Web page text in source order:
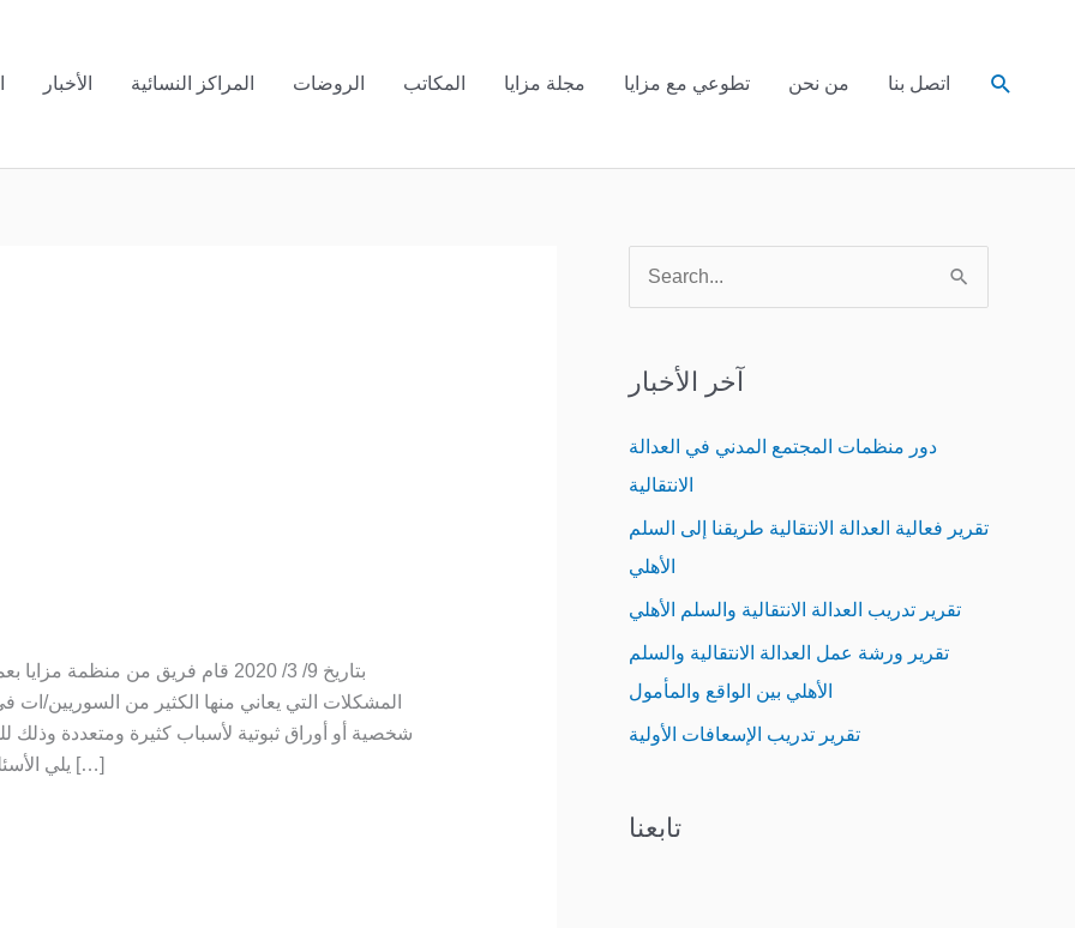
الأخبار المراكز النسائية الروضات المكاتب مجلة مزايا تطوعي مع مزايا من نحن اتصل بنا Search
بتاريخ 9/ 3/ 2020 قام فريق من
المشكلات التي يعاني منها الكثير من السوريين/ات
شخصية أو أوراق ثبوتية لأسباب كثيرة ومتعددة
يلي الأسئلة: ١_هل يوجد لديكَ/لديكِ أوراق ثبوتية مثل […]
r
آخر الأخبار
دور منظمات المجتمع المدني في العدالة
الانتقالية
تقرير فعالية العدالة الانتقالية طريقنا إلى السلم
الأهلي
تقرير تدريب العدالة الانتقالية والسلم الأهلي
تقرير ورشة عمل العدالة الانتقالية والسلم
الأهلي بين الواقع والمأمول
تقرير تدريب الإسعافات الأولية
تابعنا